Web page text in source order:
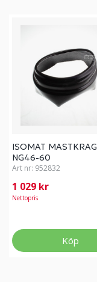
ISOMAT
NG46-60
Art nr: 952832
1 029 kr
Nettopris
Köp